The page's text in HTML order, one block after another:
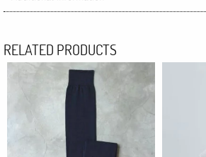
RELATED PRODUCTS